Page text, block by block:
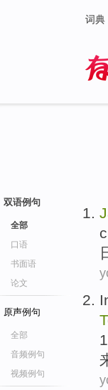
词典
双语例句
全部
口语
书面语
论文
原声例句
全部
音频例句
视频例句